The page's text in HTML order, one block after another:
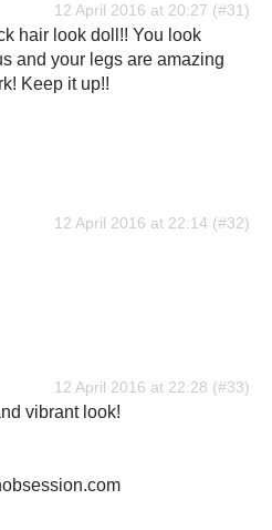
12 April 2016 at 20:27
hair look doll!! You look
and your legs are amazing
Keep it up!!
12 April 2016 at 22:14
12 April 2016 at 22:28
vibrant look!